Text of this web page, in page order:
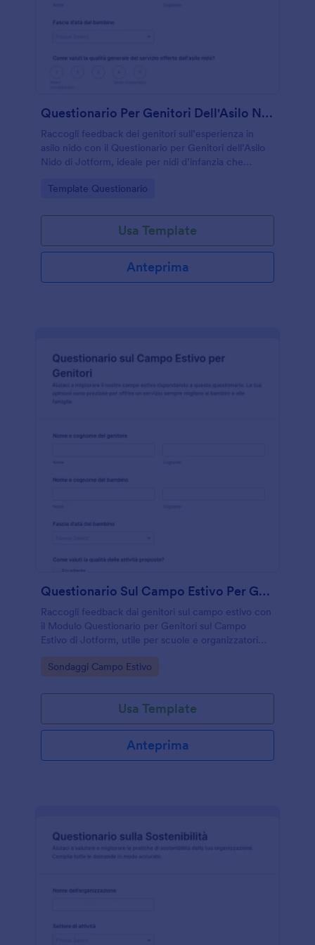
Questionario Per Genitori Dell'Asilo Nido
Raccogli feedback dei genitori sull’esperienza in
asilo nido con il Questionario per Genitori dell’Asilo
Nido di Jotform, ideale per nidi d’infanzia che
attività educative.
Go to Category:
Template Questionario
Usa Template
Anteprima
Questionario Sul Campo Estivo Per Genitori
Raccogli feedback dai genitori sul campo estivo con
il Modulo Questionario per Genitori sul Campo
Estivo di Jotform, utile per scuole e organizzatori
che vogliono migliorare attività, comunicazione e
esperienza complessiva.
Go to Category:
Sondaggi Campo Estivo
Usa Template
Anteprima